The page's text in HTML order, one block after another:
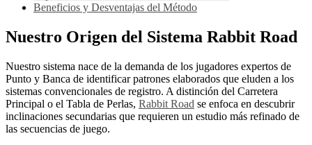
Beneficios y Desventajas del Método
Nuestro Origen del Sistema Rabbit Road
Nuestro sistema nace de la demanda de los jugadores expertos de
Punto y Banca de identificar patrones elaborados que eluden a los
sistemas convencionales de registro. A distinción del Carretera
Principal o el Tabla de Perlas, Rabbit Road se enfoca en descubrir
inclinaciones secundarias que requieren un estudio más refinado de
las secuencias de juego.